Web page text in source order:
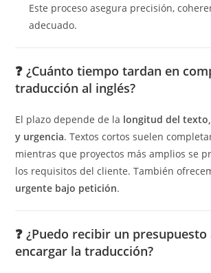
Este proceso asegura precisión,
adecuado.
❓¿Cuánto tiempo tardan en
traducción al inglés?
El plazo depende de la longitud del
y urgencia. Textos cortos suelen
mientras que proyectos más amplios se
los requisitos del cliente. También
urgente bajo petición.
❓¿Puedo recibir un presupuesto
encargar la traducción?